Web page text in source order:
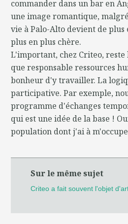
commander dans un bar en
une image romantique,
vie à Palo-Alto devient de plus
plus en plus chère.
L'important, chez Criteo, reste
que responsable ressources
bonheur d'y travailler. La
participative. Par exemple,
programme d'échanges
qui est une idée de la base !
population dont j'ai à
Sur le même sujet
Criteo a fait souvent l'objet